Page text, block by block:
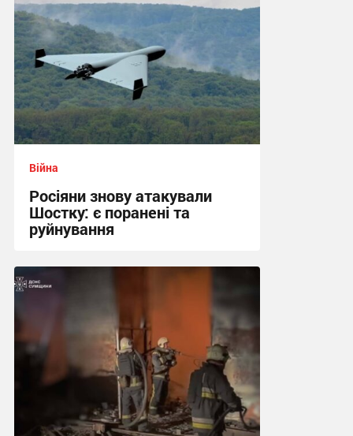
Війна
Росіяни знову атакували
Шостку: є поранені та
руйнування
20:21 вчора